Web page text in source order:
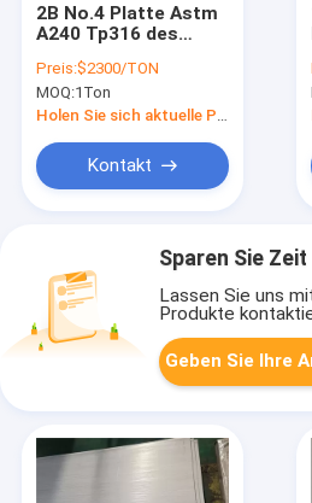
2B No.4 Platte Astm
A240 Tp316 des
Polieredelstahlblech-
316l
Preis:$2300/TON
MOQ:1Ton
Holen Sie sich aktuelle Preis
Kontakt
Sparen Sie Zeit
Lassen Sie uns
Produkte
Geben Sie Ihre